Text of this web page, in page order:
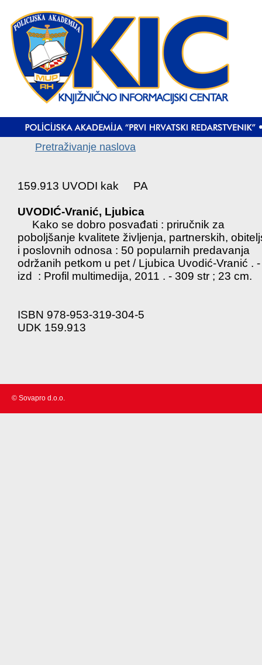
Pretraživanje naslova
159.913 UVODI kak PA
UVODIĆ-Vranić, Ljubica
Kako se dobro posvađati : priručnik za
poboljšanje kvalitete življenja, partnerskih,
i poslovnih odnosa : 50 popularnih predavanja
održanih petkom u pet / Ljubica Uvodić-Vranić .
izd : Profil multimedija, 2011 . - 309 str ; 23 cm.
ISBN 978-953-319-304-5
UDK 159.913
© Sovapro d.o.o.